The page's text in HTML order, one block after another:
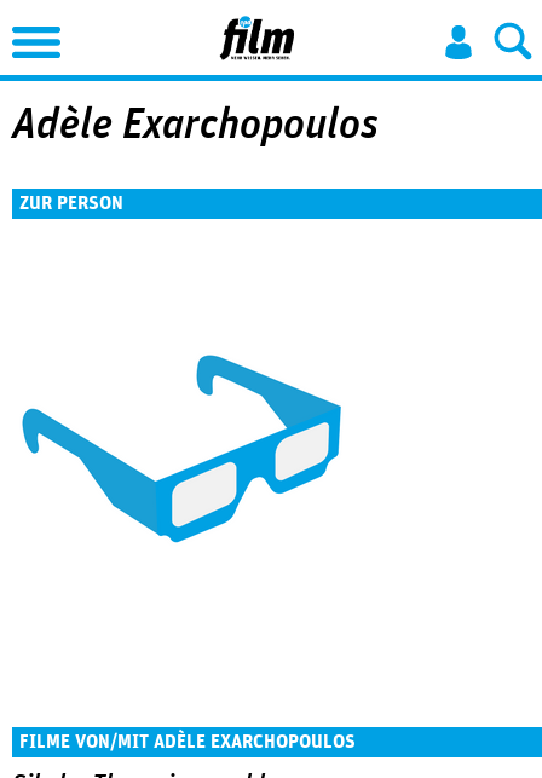
Jump to Navigation
Adèle Exarchopoulos
ZUR PERSON
FILME VON/MIT ADÈLE EXARCHOPOULOS